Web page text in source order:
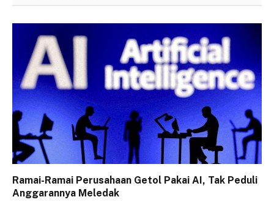
Ramai-Ramai Perusahaan Getol Pakai AI, Tak Peduli
Anggarannya Meledak